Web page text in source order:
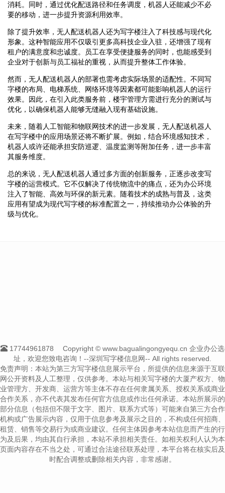
消耗。同时，通过优化配送路径和任务调度，机器人还能减少不必
要的移动，进一步提升资源利用效率。
除了提升效率，无人配送机器人还为写字楼注入了科技感与现代化
形象。这种智能应用不仅吸引更多高科技企业入驻，还增强了现有
租户的满意度和忠诚度。员工在享受便捷服务的同时，也能感受到
企业对于创新与员工福祉的重视，从而提升整体工作体验。
然而，无人配送机器人的部署也需考虑实际场景的适配性。不同写
字楼的布局、电梯系统、网络环境等因素都可能影响机器人的运行
效果。因此，在引入此类服务前，楼宇管理方需进行充分的测试与
优化，以确保机器人能够无缝融入现有基础设施。
未来，随着人工智能和物联网技术的进一步发展，无人配送机器人
在写字楼中的应用场景还将不断扩展。例如，结合环境感知技术，
机器人或许还能承担安防巡逻、温度监测等附加任务，进一步丰富
其服务维度。
总的来说，无人配送机器人通过多方面的创新服务，正逐步改变写
字楼的运营模式。它不仅解决了传统物流中的痛点，还为办公环境
注入了智能、高效与环保的新元素。随着技术的成熟与普及，这类
应用有望成为现代写字楼的标准配置之一，持续推动办公体验的升
级与优化。
17744961878
Copyright © www.bagualingongyequ.cn 企业办公选
址，欢迎您致电咨询！--深圳写字楼信息网-- All rights reserved.
免责声明：本站为第三方写字楼信息展示平台，所提供的信息来源于互联
网公开资料及人工整理，仅供参考。本站与相关写字楼的大厦产权方、物
业管理方、开发商、运营方等主体不存在任何隶属关系、授权关系或商业
合作关系，亦不代表其发布任何官方信息或作出任何承诺。本站所展示的
部分信息（包括但不限于文字、图片、联系方式等）可能来自第三方合作
机构或广告展示内容，仅用于信息参考及展示之目的，不构成任何招商、
租赁、销售等交易行为或商业建议。任何主体因参考本站信息而产生的行
为及后果，均由其自行承担，本站不承担相关责任。如相关权利人认为本
页面内容存在不当之处，可通过合法途径联系处理，本平台将在核实后及
时配合调整或删除相关内容，非常感谢。